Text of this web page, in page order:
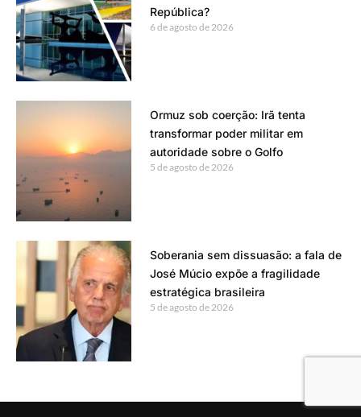
República?
6 de agosto de 2026
Ormuz sob coerção: Irã tenta
transformar poder militar em
autoridade sobre o Golfo
5 de agosto de 2026
Soberania sem dissuasão: a fala de
José Múcio expõe a fragilidade
estratégica brasileira
5 de agosto de 2026